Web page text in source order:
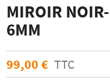
MIROIR
6MM
99,00 € TTC